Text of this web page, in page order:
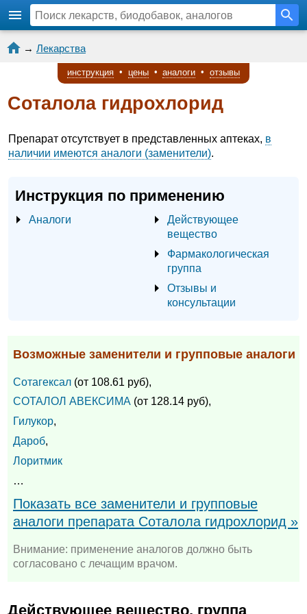
→ Лекарства
инструкция • цены • аналоги • отзывы
Соталола гидрохлорид
Препарат отсутствует в представленных аптеках, в
наличии имеются аналоги (заменители).
Инструкция по применению
Аналоги
Действующее
вещество
Фармакологическая
группа
Отзывы и
консультации
Возможные заменители и групповые аналоги
Сотагексал (от 108.61 руб),
СОТАЛОЛ АВЕКСИМА (от 128.14 руб),
Гилукор,
Дароб,
Лоритмик
…
Показать все заменители и групповые
аналоги препарата Соталола гидрохлорид »
Внимание: применение аналогов должно быть
согласовано с лечащим врачом.
Действующее вещество, группа